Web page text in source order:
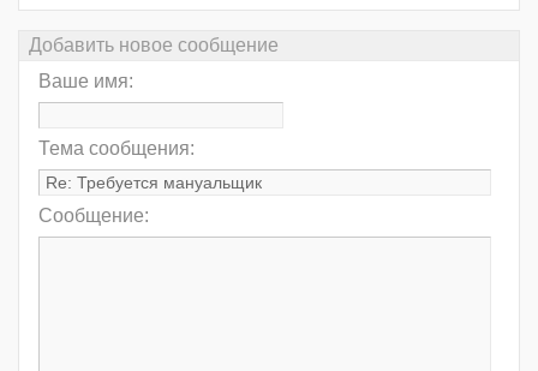
Добавить новое сообщение
Ваше имя:
Тема сообщения:
Сообщение: